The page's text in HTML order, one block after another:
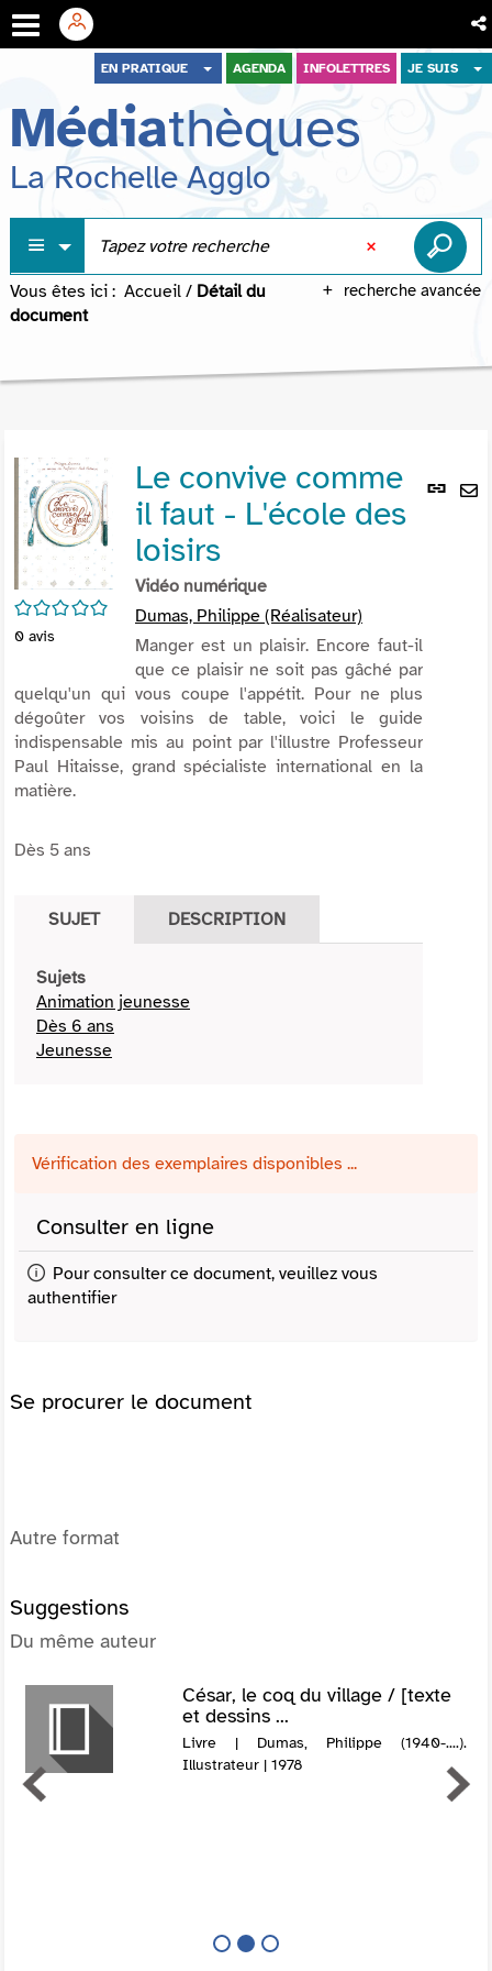
menu
contenu
recherche
EN PRATIQUE AGENDA INFOLETTRES JE SUIS
Médiathèques
La Rochelle Agglo
recherche avancée
Vous êtes ici : Accueil / Détail du
document
Lien
/5
0 avis
Le convive comme
il faut - L'école des
loisirs
Vidéo numérique
Dumas, Philippe (Réalisateur)
Manger est un plaisir. Encore faut-il
que ce plaisir ne soit pas gâché par
quelqu'un qui vous coupe l'appétit. Pour ne plus
dégoûter vos voisins de table, voici le guide
indispensable mis au point par l'illustre Professeur
Paul Hitaisse, grand spécialiste international en la
matière.
Dès 5 ans
SUJET DESCRIPTION
Sujets
Animation jeunesse
Dès 6 ans
Jeunesse
Vérification des exemplaires disponibles ...
Consulter en ligne
Pour consulter ce document, veuillez vous
authentifier
Se procurer le document
Autre format
Suggestions
Du même auteur
César, le coq du village / [texte
et dessins ...
Livre | Dumas, Philippe (1940-....).
Illustrateur | 1978